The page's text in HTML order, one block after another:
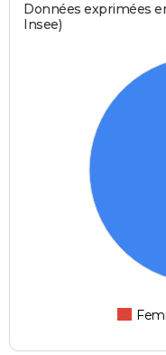
Données exprimées
Insee)